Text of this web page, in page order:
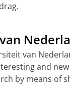
van
and
by means of